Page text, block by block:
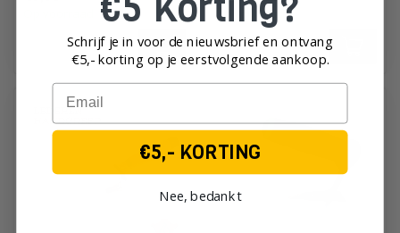
Op voorraad
Schrijf je in voor de nieuwsbrief en ontvang
€5,- korting op je eerstvolgende aankoop.
Email
€5,- KORTING
Nee, bedankt